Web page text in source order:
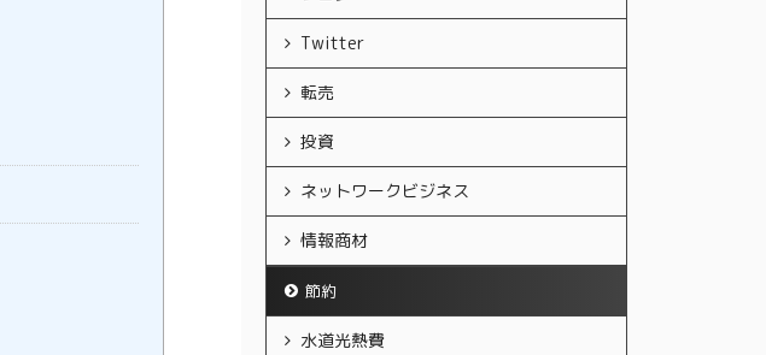
Twitter
転売
投資
ネットワークビジネス
情報商材
節約
水道光熱費